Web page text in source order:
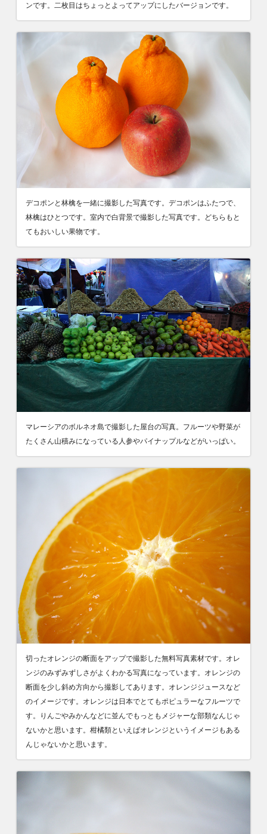
ンです。二枚目はちょっとよってアップにしたバージョンです。
デコポンと林檎を一緒に撮影した写真です。デコポンはふたつで、
林檎はひとつです。室内で白背景で撮影した写真です。どちらもと
てもおいしい果物です。
マレーシアのボルネオ島で撮影した屋台の写真。フルーツや野菜が
たくさん山積みになっている人参やパイナップルなどがいっぱい。
切ったオレンジの断面をアップで撮影した無料写真素材です。オレ
ンジのみずみずしさがよくわかる写真になっています。オレンジの
断面を少し斜め方向から撮影してあります。オレンジジュースなど
のイメージです。オレンジは日本でとてもポピュラーなフルーツで
す。りんごやみかんなどに並んでもっともメジャーな部類なんじゃ
ないかと思います。柑橘類といえばオレンジというイメージもある
んじゃないかと思います。